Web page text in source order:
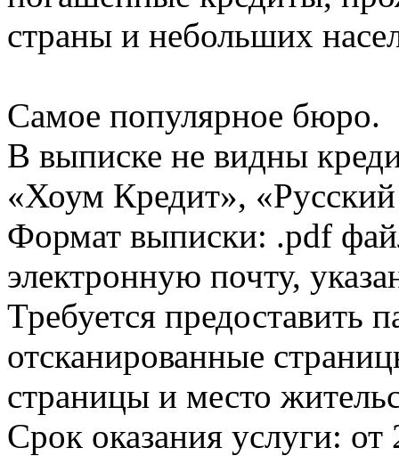
страны и небольших
Самое популярное бюро.
В выписке не видны
«Хоум Кредит»,
Формат выписки: .pdf
электронную почту,
Требуется предоставить
отсканированные
страницы и место
Срок оказания услуги: от